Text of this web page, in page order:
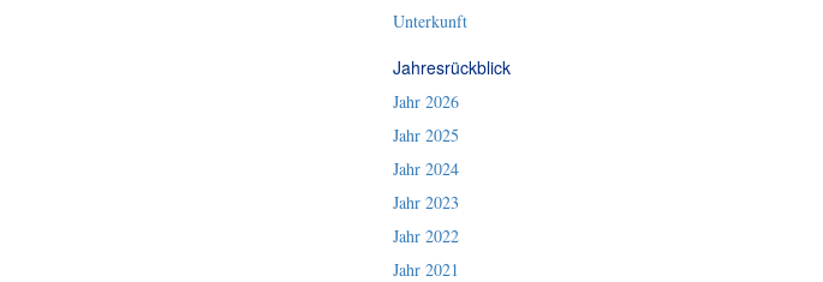
Unterkunft
Jahresrückblick
Jahr 2026
Jahr 2025
Jahr 2024
Jahr 2023
Jahr 2022
Jahr 2021